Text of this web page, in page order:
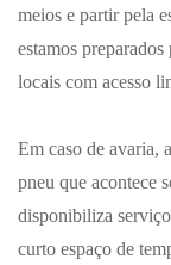
meios e partir pela
estamos
locais com acesso
Em caso de avaria,
pneu que acontece
disponibiliza
curto espaço de